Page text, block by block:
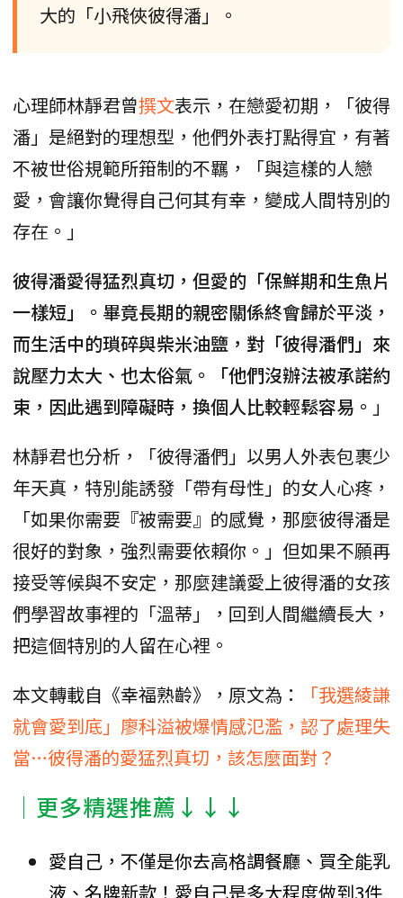
大的「小飛俠彼得潘」。
心理師林靜君曾撰文表示，在戀愛初期，「彼得
潘」是絕對的理想型，他們外表打點得宜，有著
不被世俗規範所箝制的不羈，「與這樣的人戀
愛，會讓你覺得自己何其有幸，變成人間特別的
存在。」
彼得潘愛得猛烈真切，但愛的「保鮮期和生魚片
一樣短」。畢竟長期的親密關係終會歸於平淡，
而生活中的瑣碎與柴米油鹽，對「彼得潘們」來
說壓力太大、也太俗氣。「他們沒辦法被承諾約
束，因此遇到障礙時，換個人比較輕鬆容易。 」
林靜君也分析，「彼得潘們」以男人外表包裹少
年天真，特別能誘發「帶有母性」的女人心疼，
「如果你需要『被需要』的感覺，那麼彼得潘是
很好的對象，強烈需要依賴你。」但如果不願再
接受等候與不安定，那麼建議愛上彼得潘的女孩
們學習故事裡的「溫蒂」，回到人間繼續長大，
把這個特別的人留在心裡。
本文轉載自《幸福熟齡》，原文為：
「我選綾謙
就會愛到底」廖科溢被爆情感氾濫，認了處理失
當…彼得潘的愛猛烈真切，該怎麼面對？
│更多精選推薦↓↓↓
愛自己，不僅是你去高格調餐廳、買全能乳
液、名牌新款！愛自己是多大程度做到3件